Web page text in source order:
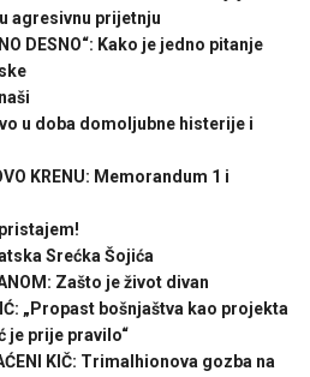
agresivnu prijetnju
DESNO“: Kako je jedno pitanje
u doba domoljubne histerije i
KRENU: Memorandum 1 i
pristajem!
Srećka Šojića
Zašto je život divan
„Propast bošnjaštva kao projekta
je prije pravilo“
KIČ: Trimalhionova gozba na